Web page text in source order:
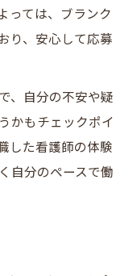
っては、ブランク
り、安心して応募
、自分の不安や疑
かもチェックポイ
した看護師の体験
自分のペースで働